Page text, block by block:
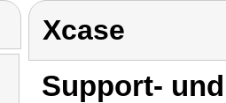
Xcase
Support-